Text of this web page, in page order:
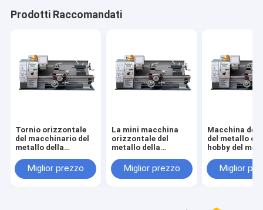
Prodotti Raccomandati
Tornio orizzontale
del macchinario del
metallo della
basso di WM210V
con macchina del
Miglior prezzo
La mini macchina
orizzontale del
metallo della
del tornio WM210V
del banco della
Miglior prezzo
Macchina del
del metallo di
hobby del
Miglior